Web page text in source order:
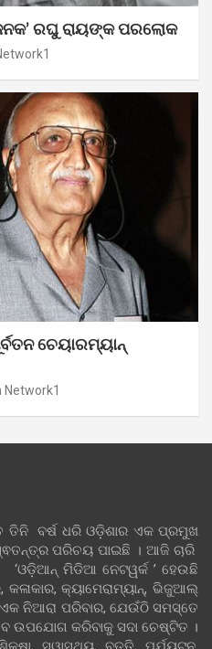
ରଘୁ ରାୟଙ୍କ ପରଲୋକ
ଚେୟାରମ୍ୟାନ୍
Network1
ତିନି ବର୍ଷ ଧରି ଓଡ଼ିଶାର ଏକ ପ୍ରମୁଖ
ପରିଚୟ ପାଇଛି । ଆଜି ଚାରି
‘ଓଡ଼ିଆନ୍‍ ମିଡିଆ ନେଟୱର୍କ ’ ହେଉଛି
କଳାକାର, କ୍ୟାମେରାମ୍ୟାନ୍, ଭିଜୁଆଲ୍
ନିଆରା ପରିବାର, ଯେଉଁଠି ସମସ୍ତେ
ଉପଯୋଗ କରିବାକୁ ସଦା ଚେଷ୍ଟିତ ।